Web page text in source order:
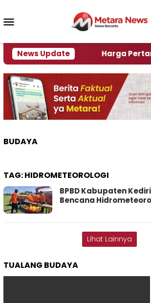
konten
News Update
Krisi Air Harga Pertamax
BUDAYA
TAG:HIDROMETEOROLOGI
BPBD Kabupaten
Bencana
Lihat Lainnya
TUALANG BUDAYA